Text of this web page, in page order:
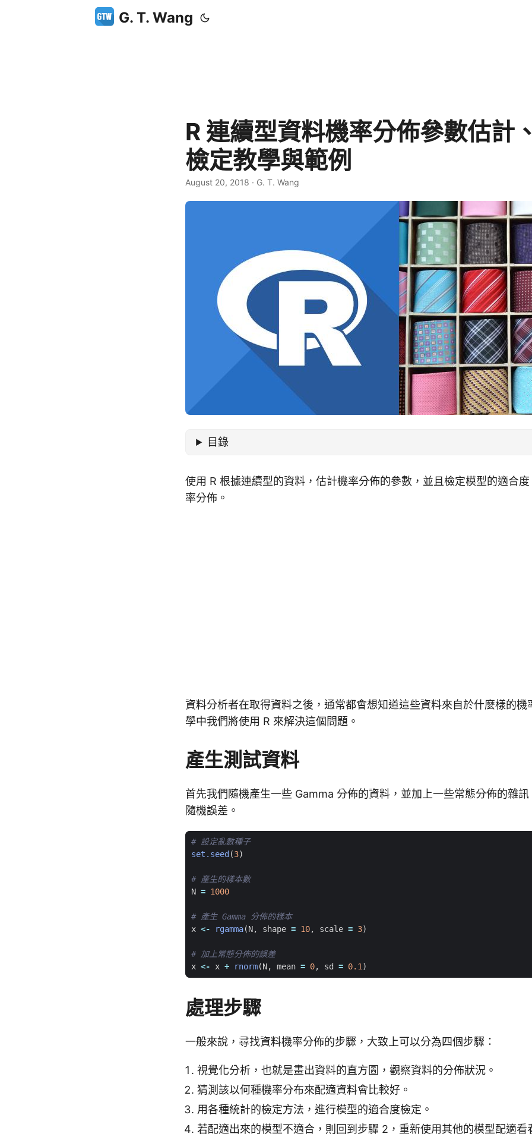
G. T. Wang
R 連續型資料機率分佈參數估計
檢定教學與範例
August 20, 2018 · G. T. Wang
目錄
使用 R 根據連續型的資料，估計機率分佈的參數，並且檢定模型的適合
率分佈。
資料分析者在取得資料之後，通常都會想知道這些資料來自於什麼樣的機
學中我們將使用 R 來解決這個問題。
產生測試資料
首先我們隨機產生一些 Gamma 分佈的資料，並加上一些常態分佈的雜
隨機誤差。
# 設定亂數種子
set.seed (3)
# 產生的樣本數
N = 1000
# 產生 Gamma 分佈的樣本
x <- rgamma(N, shape = 10, scale = 3)
# 加上常態分佈的誤差
x <- x + rnorm(N, mean = 0, sd = 0.1)
處理步驟
一般來說，尋找資料機率分佈的步驟，大致上可以分為四個步驟：
視覺化分析，也就是畫出資料的直方圖，觀察資料的分佈狀況。
猜測該以何種機率分布來配適資料會比較好。
用各種統計的檢定方法，進行模型的適合度檢定。
若配適出來的模型不適合，則回到步驟 2，重新使用其他的模型配適看